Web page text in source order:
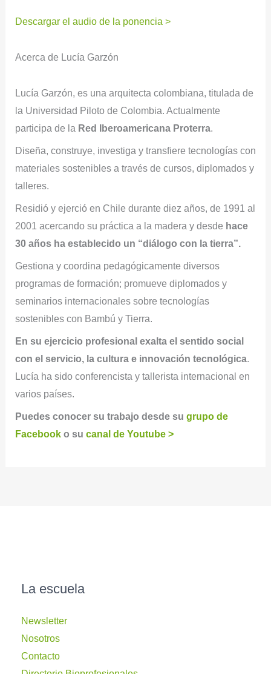
Descargar el audio de la ponencia >
Acerca de Lucía Garzón
Lucía Garzón, es una arquitecta colombiana, titulada de
la Universidad Piloto de Colombia. Actualmente
participa de la Red Iberoamericana Proterra.
Diseña, construye, investiga y transfiere tecnologías con
materiales sostenibles a través de cursos, diplomados y
talleres.
Residió y ejerció en Chile durante diez años, de 1991 al
2001 acercando su práctica a la madera y desde hace
30 años ha establecido un “diálogo con la tierra”.
Gestiona y coordina pedagógicamente diversos
programas de formación; promueve diplomados y
seminarios internacionales sobre tecnologías
sostenibles con Bambú y Tierra.
En su ejercicio profesional exalta el sentido social
con el servicio, la cultura e innovación tecnológica.
Lucía ha sido conferencista y tallerista internacional en
varios países.
Puedes conocer su trabajo desde su grupo de
Facebooko su canal de Youtube >
La escuela
Newsletter
Nosotros
Contacto